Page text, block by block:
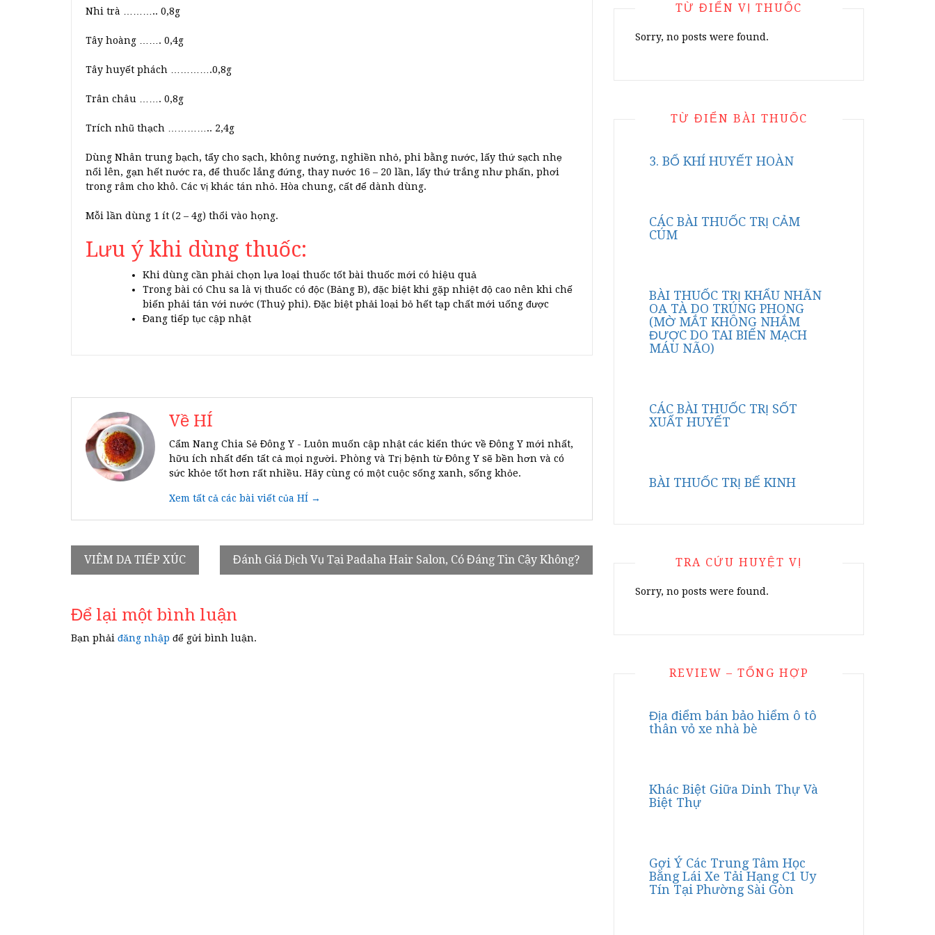
Nhi trà ……….. 0,8g
Tây hoàng ……. 0,4g
Tây huyết phách ………….0,8g
Trân châu ……. 0,8g
Trích nhũ thạch ………….. 2,4g
Dùng Nhân trung bạch, tẩy cho sạch, không nướng, nghiền nhỏ, phi bằng nước, lấy thứ sạch nhẹ
nổi lên, gạn hết nước ra, để thuốc lắng đứng, thay nước 16 – 20 lần, lấy thứ trắng như phấn, phơi
trong râm cho khô. Các vị khác tán nhỏ. Hòa chung, cất để dành dùng.
Mỗi lần dùng 1 ít (2 – 4g) thổi vào họng.
Lưu ý khi dùng thuốc:
Khi dùng cần phải chọn lựa loại thuốc tốt bài thuốc mới có hiệu quả
Trong bài có Chu sa là vị thuốc có độc (Bảng B), đặc biệt khi gặp nhiệt độ cao nên khi chế
biến phải tán với nước (Thuỷ phi). Đặc biệt phải loại bỏ hết tạp chất mới uống được
Đang tiếp tục cập nhật
Về HÍ
Cẩm Nang Chia Sẻ Đông Y - Luôn muốn cập nhật các kiến thức về Đông Y mới nhất,
hữu ích nhất đến tất cả mọi người. Phòng và Trị bệnh từ Đông Y sẽ bền hơn và có
sức khỏe tốt hơn rất nhiều. Hãy cùng có một cuộc sống xanh, sống khỏe.
Xem tất cả các bài viết của HÍ →
Điều
hướng
bài
viết
VIÊM DA TIẾP XÚC Đánh Giá Dịch Vụ Tại Padaha Hair Salon, Có Đáng Tin Cậy Không?
Để lại một bình luận
Bạn phải đăng nhập để gửi bình luận.
TỪ ĐIỂN VỊ THUỐC
Sorry, no posts were found.
TỪ ĐIỂN BÀI THUỐC
3. BỔ KHÍ HUYẾT HOÀN
CÁC BÀI THUỐC TRỊ CẢM
CÚM
BÀI THUỐC TRỊ KHẨU NHÃN
OA TÀ DO TRÚNG PHONG
(MỜ MẮT KHÔNG NHẮM
ĐƯỢC DO TAI BIẾN MẠCH
MÁU NÃO)
CÁC BÀI THUỐC TRỊ SỐT
XUẤT HUYẾT
BÀI THUỐC TRỊ BẾ KINH
TRA CỨU HUYỆT VỊ
Sorry, no posts were found.
REVIEW – TỔNG HỢP
Địa điểm bán bảo hiểm ô tô
thân vỏ xe nhà bè
Khác Biệt Giữa Dinh Thự Và
Biệt Thự
Gợi Ý Các Trung Tâm Học
Bằng Lái Xe Tải Hạng C1 Uy
Tín Tại Phường Sài Gòn